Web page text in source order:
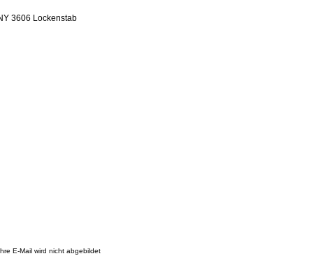
3606 Lockenstab
E-Mail wird nicht abgebildet